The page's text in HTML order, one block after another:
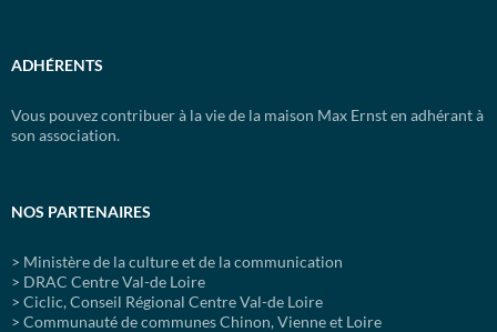
ADHÉRENTS
Vous pouvez contribuer à la vie de la maison Max Ernst en adhérant à
son association.
NOS PARTENAIRES
> Ministère de la culture et de la communication
> DRAC Centre Val-de Loire
> Ciclic, Conseil Régional Centre Val-de Loire
> Communauté de communes Chinon, Vienne et Loire